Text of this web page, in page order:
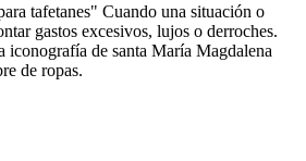
tafetanes" Cuando una situación o
gastos excesivos, lujos o derroches.
iconografía de santa María Magdalena
de ropas.